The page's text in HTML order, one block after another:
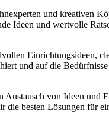
und kreativen
Ideen und wertvolle
Einrichtungsideen,
und auf die
von Ideen und
besten Lösungen für